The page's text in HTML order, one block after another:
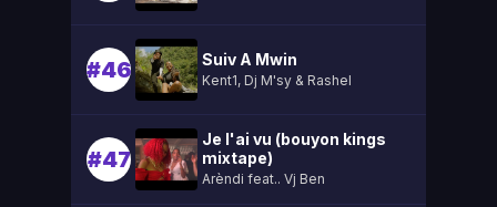
#46 Suiv A Mwin
Kent1, Dj M'sy & Rashel
#47
Je l'ai vu (bouyon kings
mixtape)
Arèndi feat.. Vj Ben